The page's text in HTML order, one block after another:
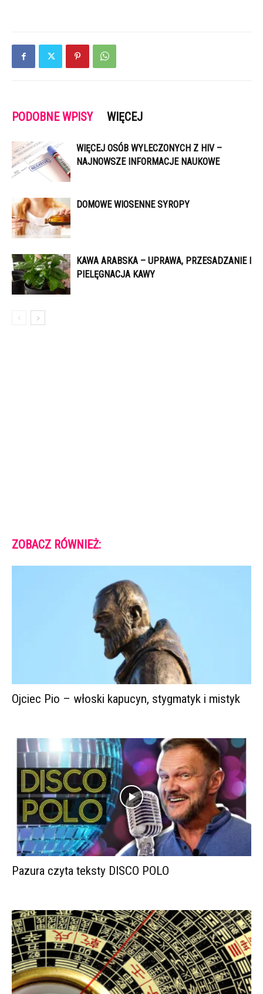
PODOBNE WPISY WIĘCEJ
WIĘCEJ OSÓB WYLECZONYCH Z HIV –
NAJNOWSZE INFORMACJE NAUKOWE
DOMOWE WIOSENNE SYROPY
KAWA ARABSKA – UPRAWA, PRZESADZANIE I
PIELĘGNACJA KAWY
ZOBACZ RÓWNIEŻ:
Ojciec Pio – włoski kapucyn, stygmatyk i mistyk
Pazura czyta teksty DISCO POLO